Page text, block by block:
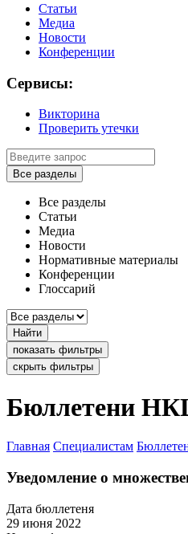
Статьи
Медиа
Новости
Конференции
Сервисы:
Викторина
Проверить утечки
Все разделы
Все разделы
Статьи
Медиа
Новости
Нормативные материалы
Конференции
Глоссарий
Найти
показать фильтры
скрыть фильтры
Бюллетени
Главная Специалистам
Уведомление о
Дата бюллетеня
29 июня 2022